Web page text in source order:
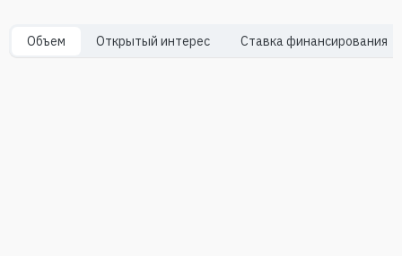
Объем Oткрытый интерес Ставка финансирования